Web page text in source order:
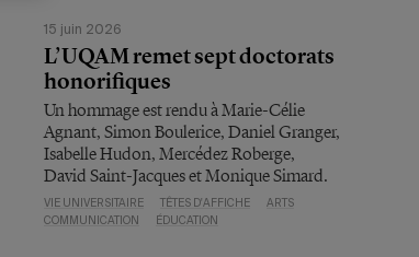
15 juin 2026
L’UQAM remet sept doctorats
honorifiques
Un hommage est rendu à Marie-Célie
Agnant, Simon Boulerice, Daniel Granger,
Isabelle Hudon, Mercédez Roberge,
David Saint-Jacques et Monique Simard.
VIE UNIVERSITAIRE TÊTES D'AFFICHE
ARTS
COMMUNICATION
ÉDUCATION